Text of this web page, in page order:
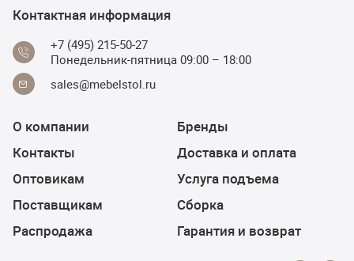
Контактная информация
+7 (495) 215-50-27
Понедельник-пятница 09:00 – 18:00
sales@mebelstol.ru
О компании
Контакты
Оптовикам
Поставщикам
Распродажа
Бренды
Доставка и оплата
Услуга подъема
Сборка
Гарантия и возврат